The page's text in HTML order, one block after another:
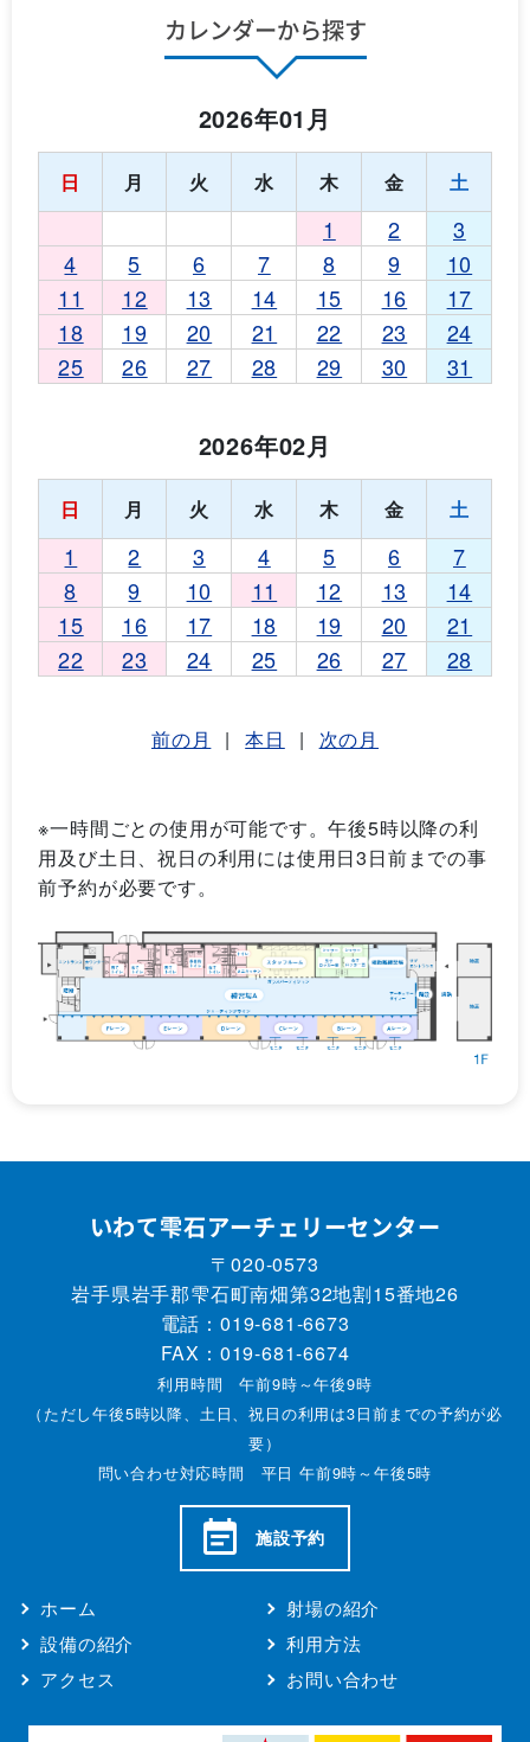
カレンダーから探す
2026年01月
日 月 火 水 木 金 土
1 2
3
4
5 6 7 8 9
10
11
12 13 14 15 16
17
18
19 20 21 22 23
24
25
26 27 28 29 30 31
2026年02月
日 月 火 水 木 金 土
1 2 3 4 5 6
7
8
9 10 11 12 13
14
15
16 17 18 19 20
21
22
23 24 25 26 27 28
前の月 | 本日 | 次の月
※一時間ごとの使用が可能です。午後5時以降の利
用及び土日、祝日の利用には使用日3日前までの事
前予約が必要です。
いわて雫石アーチェリーセンター
〒020-0573
岩手県岩手郡雫石町南畑第32地割15番地26
電話： 019-681-6673
FAX：019-681-6674
利用時間 午前9時～午後9時
（ただし午後5時以降、土日、祝日の利用は3日前までの予約が必
要）
問い合わせ対応時間 平日 午前9時～午後5時
施設予約
ホーム
射場の紹介
設備の紹介
利用方法
アクセス
お問い合わせ